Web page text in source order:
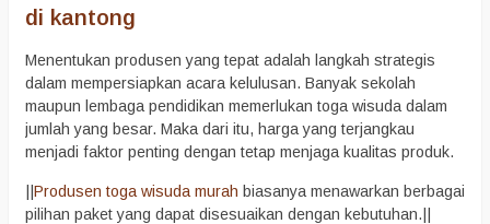
di kantong
Menentukan produsen yang tepat adalah langkah strategis
dalam mempersiapkan acara kelulusan. Banyak sekolah
maupun lembaga pendidikan memerlukan toga wisuda dalam
jumlah yang besar. Maka dari itu, harga yang terjangkau
menjadi faktor penting dengan tetap menjaga kualitas produk.
||Produsen toga wisuda murah biasanya menawarkan berbagai
pilihan paket yang dapat disesuaikan dengan kebutuhan.||